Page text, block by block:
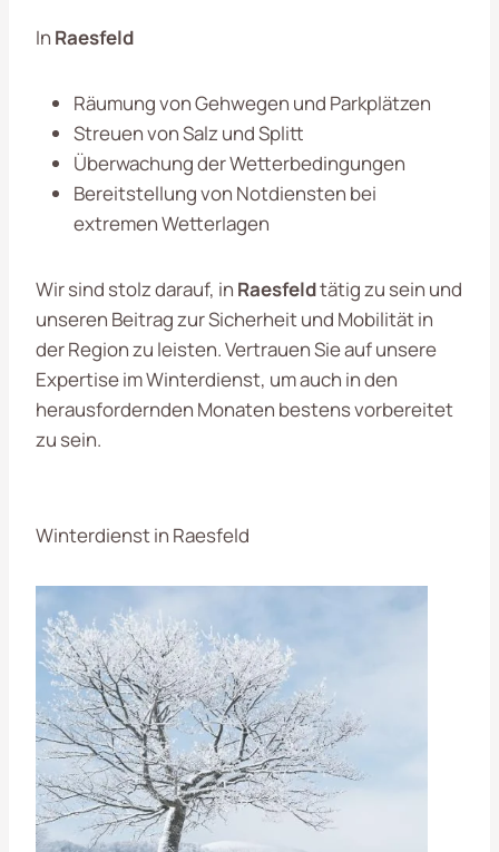
In Raesfeld
Räumung von Gehwegen und Parkplätzen
Streuen von Salz und Splitt
Überwachung der Wetterbedingungen
Bereitstellung von Notdiensten bei
extremen Wetterlagen
Wir sind stolz darauf, in Raesfeldtätig zu sein und
unseren Beitrag zur Sicherheit und Mobilität in
der Region zu leisten. Vertrauen Sie auf unsere
Expertise im Winterdienst, um auch in den
herausfordernden Monaten bestens vorbereitet
zu sein.
Winterdienst in Raesfeld